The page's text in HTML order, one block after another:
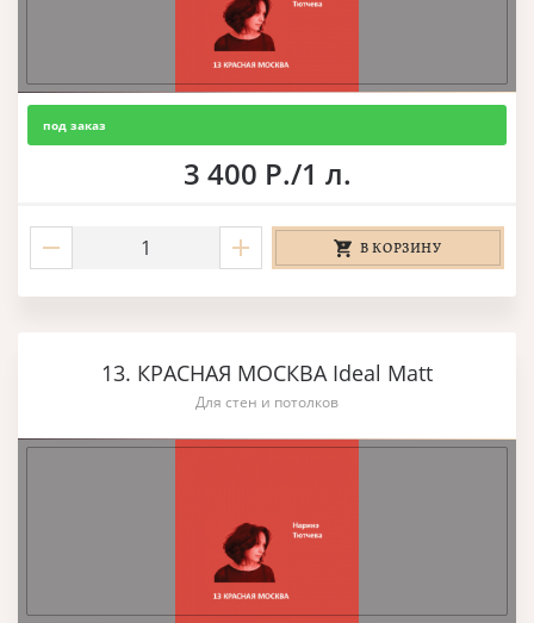
под заказ
3 400 Р./1 л.
В КОРЗИНУ
13. КРАСНАЯ МОСКВА Ideal Matt
Для стен и потолков